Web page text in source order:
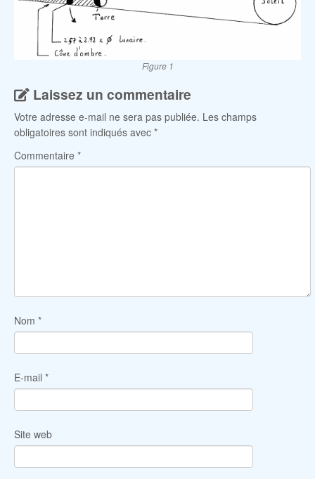
Figure 1
Laissez un commentaire
Votre adresse e-mail ne sera pas publiée. Les champs
obligatoires sont indiqués avec *
Commentaire *
Nom *
E-mail *
Site web